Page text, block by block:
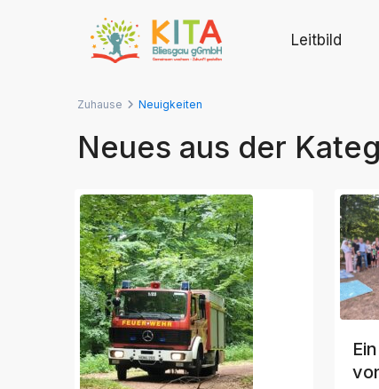
Leitbild
Zuhause Neuigkeiten
Neues aus der